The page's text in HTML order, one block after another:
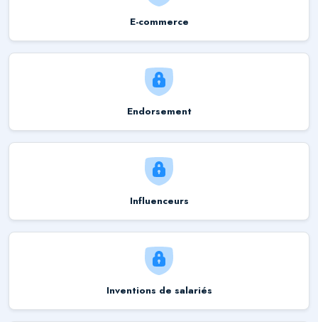
E-commerce
Endorsement
Influenceurs
Inventions de salariés